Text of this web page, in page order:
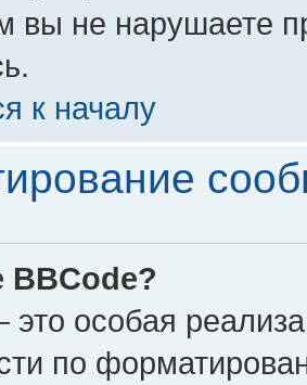
вы не нарушаете
к началу
BBCode?
это особая
по